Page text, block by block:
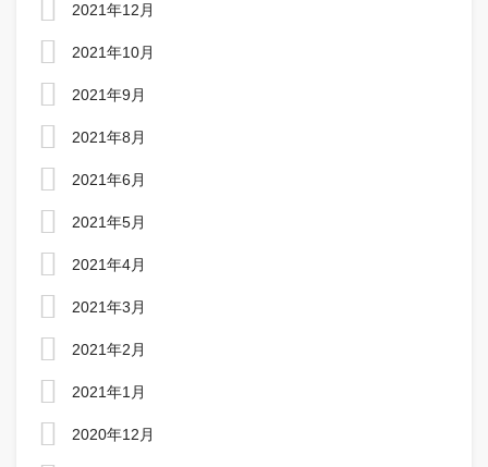
2021年12月
2021年10月
2021年9月
2021年8月
2021年6月
2021年5月
2021年4月
2021年3月
2021年2月
2021年1月
2020年12月